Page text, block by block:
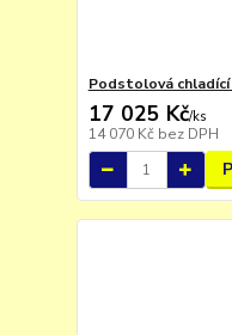
Podstolová chladící
17 025 Kč/ks
14 070 Kč bez DPH